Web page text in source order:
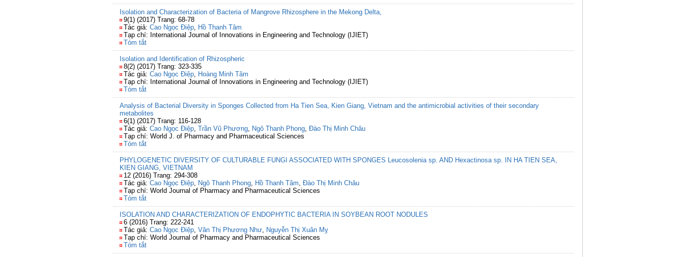
Isolation and Characterization of Bacteria of Mangrove Rhizosphere in the Mekong Delta,
9(1) (2017) Trang: 68-78
Tác giả: Cao Ngọc Điệp, Hồ Thanh Tâm
Tạp chí: International Journal of Innovations in Engineering and Technology (IJIET)
Tóm tắt
Isolation and Identification of Rhizospheric
8(2) (2017) Trang: 323-335
Tác giả: Cao Ngọc Điệp, Hoàng Minh Tâm
Tạp chí: International Journal of Innovations in Engineering and Technology (IJIET)
Tóm tắt
Analysis of Bacterial Diversity in Sponges Collected from Ha Tien Sea, Kien Giang, Vietnam and the antimicrobial activities of their secondary
metabolites
6(1) (2017) Trang: 116-128
Tác giả: Cao Ngọc Điệp, Trần Vũ Phương, Ngô Thanh Phong, Đào Thị Minh Châu
Tạp chí: World J. of Pharmacy and Pharmaceutical Sciences
Tóm tắt
PHYLOGENETIC DIVERSITY OF CULTURABLE FUNGI ASSOCIATED WITH SPONGES Leucosolenia sp. AND Hexactinosa sp. IN HA TIEN SEA,
KIEN GIANG, VIETNAM
12 (2016) Trang: 294-308
Tác giả: Cao Ngọc Điệp, Ngô Thanh Phong, Hồ Thanh Tâm, Đào Thị Minh Châu
Tạp chí: World Journal of Pharmacy and Pharmaceutical Sciences
Tóm tắt
ISOLATION AND CHARACTERIZATION OF ENDOPHYTIC BACTERIA IN SOYBEAN ROOT NODULES
6 (2016) Trang: 222-241
Tác giả: Cao Ngọc Điệp, Văn Thị Phương Như, Nguyễn Thị Xuân Mỵ
Tạp chí: World Journal of Pharmacy and Pharmaceutical Sciences
Tóm tắt